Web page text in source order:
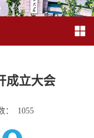
成立大会
： 1055